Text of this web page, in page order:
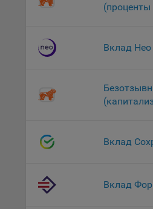
(проценты
Вклад
Вклад
Вклад